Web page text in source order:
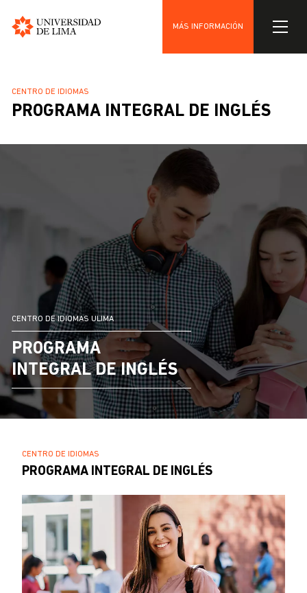
contenido
principal
MÁS INFORMACIÓN
SOBRESCRIBIR
ENLACES
AYUDA
CENTRO DE IDIOMAS
PROGRAMA INTEGRAL DE INGLÉS
CENTRO DE IDIOMAS ULIMA
PROGRAMA
INTEGRAL DE INGLÉS
.SOBRESCRIBIR
ENLACES
DE
AYUDA
A
LA
NAVEGACIÓN
CENTRO DE IDIOMAS
PROGRAMA INTEGRAL DE INGLÉS